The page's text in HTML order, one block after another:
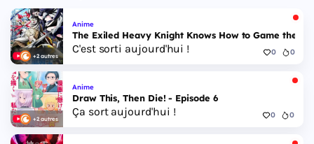
+2 autres
Anime
The Exiled Heavy Knight Knows How to Game the
C'est sorti aujourd'hui ! 0 0
+2 autres
Anime
Draw This, Then Die! - Episode 6
Ça sort aujourd'hui ! 0 0